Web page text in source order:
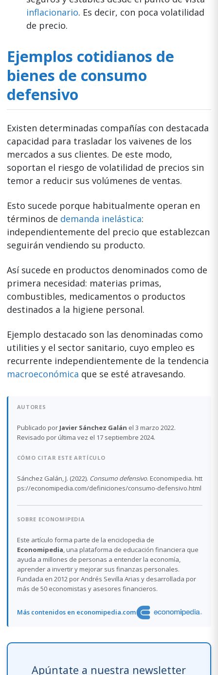
inflacionario. Es decir, con poca volatilidad
de precio.
Ejemplos cotidianos de
bienes de consumo
defensivo
Existen determinadas compañías con destacada
capacidad para trasladar los vaivenes de los
mercados a sus clientes. De este modo,
soportan el riesgo de volatilidad de precios sin
temor a reducir sus volúmenes de ventas.
Esto sucede porque habitualmente operan en
términos de demanda inelástica:
independientemente del precio que establezcan
seguirán vendiendo su producto.
Así sucede en productos denominados como de
primera necesidad: materias primas,
combustibles, medicamentos o productos
destinados a la higiene personal.
Ejemplo destacado son las denominadas como
utilities y el sector sanitario, cuyo empleo es
recurrente independientemente de la tendencia
macroeconómica que se esté atravesando.
AUTORES
Publicado por Javier Sánchez Galán el 3 marzo 2022.
Revisado por última vez el 17 septiembre 2024.
CÓMO CITAR ESTE ARTÍCULO
Sánchez Galán, J. (2022). Consumo defensivo. Economipedia. htt
ps://economipedia.com/definiciones/consumo-defensivo.html
SOBRE ECONOMIPEDIA
Este artículo forma parte de la enciclopedia de
Economipedia, una plataforma de educación financiera que
ayuda a millones de personas a entender la economía,
aprender a invertir y mejorar sus finanzas personales.
Fundada en 2012 por Andrés Sevilla Arias y desarrollada por
más de 50 economistas y asesores financieros.
Más contenidos en economipedia.com
Apúntate a nuestra newsletter